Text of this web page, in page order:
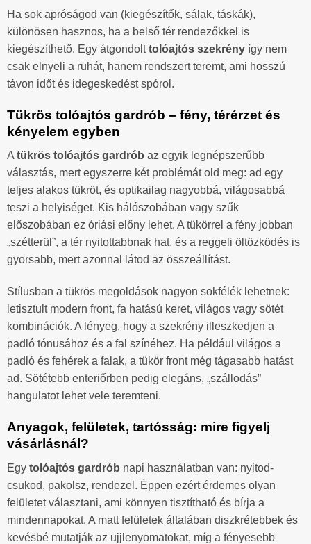
Ha sok apróságod van (kiegészítők, sálak, táskák),
különösen hasznos, ha a belső tér rendezőkkel is
kiegészíthető. Egy átgondolttolóajtós szekrény így nem
csak elnyeli a ruhát, hanem rendszert teremt, ami hosszú
távon időt és idegeskedést spórol.
Tükrös tolóajtós gardrób – fény, térérzet és
kényelem egyben
Atükrös tolóajtós gardrób az egyik legnépszerűbb
választás, mert egyszerre két problémát old meg: ad egy
teljes alakos tükröt, és optikailag nagyobbá, világosabbá
teszi a helyiséget. Kis hálószobában vagy szűk
előszobában ez óriási előny lehet. A tükörrel a fény jobban
„szétterül”, a tér nyitottabbnak hat, és a reggeli öltözködés is
gyorsabb, mert azonnal látod az összeállítást.
Stílusban a tükrös megoldások nagyon sokfélék lehetnek:
letisztult modern front, fa hatású keret, világos vagy sötét
kombinációk. A lényeg, hogy a szekrény illeszkedjen a
padló tónusához és a fal színéhez. Ha például világos a
padló és fehérek a falak, a tükör front még tágasabb hatást
ad. Sötétebb enteriőrben pedig elegáns, „szállodás”
hangulatot lehet vele teremteni.
Anyagok, felületek, tartósság: mire figyelj
vásárlásnál?
Egy tolóajtós gardrób napi használatban van: nyitod-
csukod, pakolsz, rendezel. Éppen ezért érdemes olyan
felületet választani, ami könnyen tisztítható és bírja a
mindennapokat. A matt felületek általában diszkrétebbek és
kevésbé mutatják az ujjlenyomatokat, míg a fényesebb